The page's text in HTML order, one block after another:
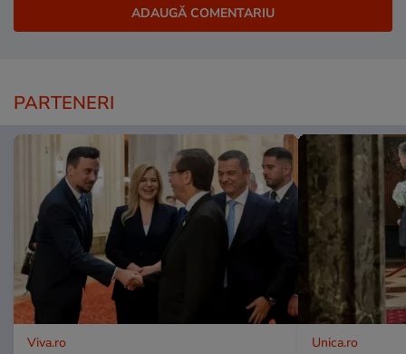
PARTENERI
Viva.ro Unica.ro